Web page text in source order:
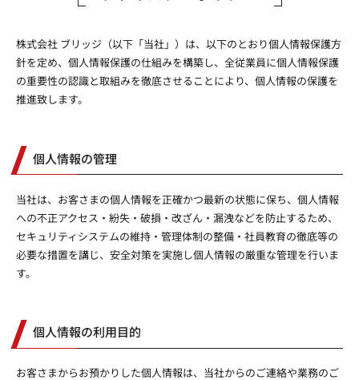
株式会社 ブリッジ（以下「当社」）は、以下のとおり個人情報保護方
針を定め、個人情報保護の仕組みを構築し、全従業員に個人情報保護
の重要性の認識と取組みを徹底させることにより、個人情報の保護を
推進致します。
個人情報の管理
当社は、お客さまの個人情報を正確かつ最新の状態に保ち、個人情報
への不正アクセス・紛失・破損・改ざん・漏洩などを防止するため、
セキュリティシステムの維持・管理体制の整備・社員教育の徹底等の
必要な措置を講じ、安全対策を実施し個人情報の厳重な管理を行いま
す。
個人情報の利用目的
お客さまからお預かりした個人情報は、当社からのご連絡や業務のご